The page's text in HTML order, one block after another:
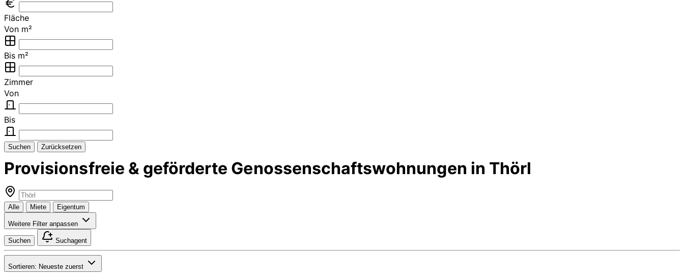
Fläche
Von m²
Bis m²
Zimmer
Von
Bis
Suchen Zurücksetzen
Provisionsfreie & geförderte Genossenschaftswohnungen in Thörl
Alle Miete Eigentum
Weitere Filter anpassen
Suchen Suchagent
Sortieren: Neueste zuerst